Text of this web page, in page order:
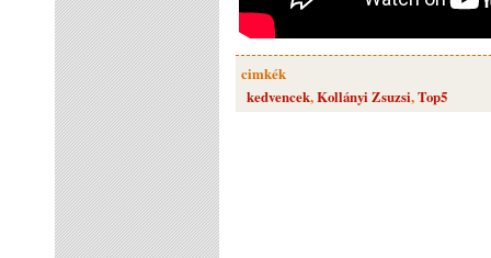
cimkék
kedvencek,Kollányi Zsuzsi,Top5